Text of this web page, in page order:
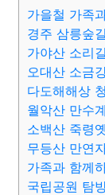
가을철 가족
경주 삼릉숲길
가야산 소리길
오대산 소금
다도해해상
월악산 만수
소백산 죽령
무등산 만연
가족과 함께
국립공원 탐